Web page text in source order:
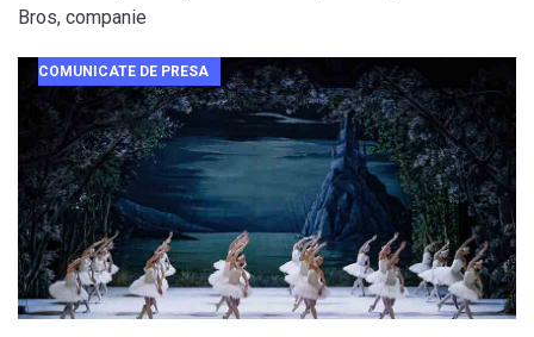
Bros, companie
COMUNICATE DE PRESA